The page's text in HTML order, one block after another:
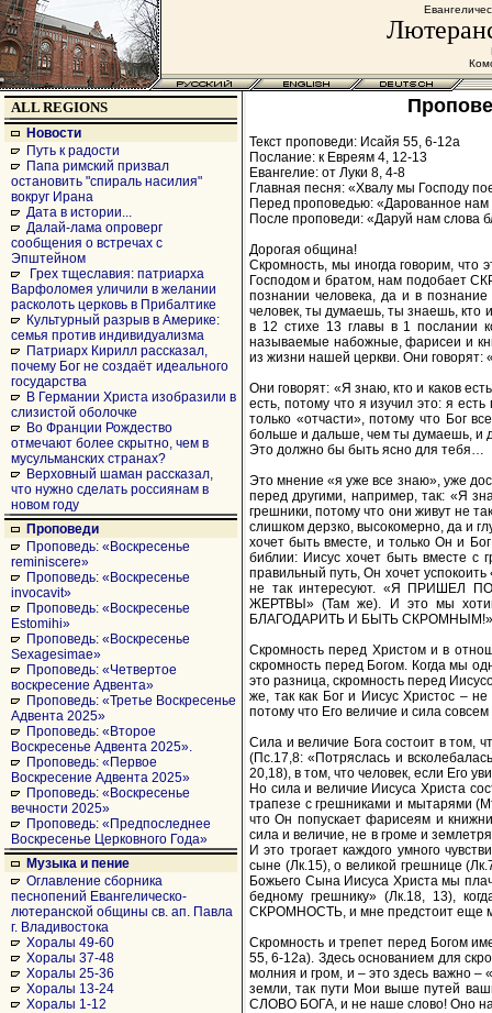
ALL REGIONS
Новости
Путь к радости
Папа римский призвал
остановить "спираль насилия"
вокруг Ирана
Дата в истории...
Далай-лама опроверг
сообщения о встречах с
Эпштейном
Грех тщеславия: патриарха
Варфоломея уличили в желании
расколоть церковь в Прибалтике
Культурный разрыв в Америке:
семья против индивидуализма
Патриарх Кирилл рассказал,
почему Бог не создаёт идеального
государства
В Германии Христа изобразили в
слизистой оболочке
Во Франции Рождество
отмечают более скрытно, чем в
мусульманских странах?
Верховный шаман рассказал,
что нужно сделать россиянам в
новом году
Проповеди
Проповедь: «Воскресенье
reminiscere»
Проповедь: «Воскресенье
invocavit»
Проповедь: «Воскресенье
Estomihi»
Проповедь: «Воскресенье
Sexagesimae»
Проповедь: «Четвертое
воскресение Адвента»
Проповедь: «Третье Воскресенье
Адвента 2025»
Проповедь: «Второе
Воскресенье Адвента 2025».
Проповедь: «Первое
Воскресение Адвента 2025»
Проповедь: «Воскресенье
вечности 2025»
Проповедь: «Предпоследнее
Воскресенье Церковного Года»
Музыка и пение
Оглавление сборника
песнопений Евангелическо-
лютеранской общины св. ап. Павла
г. Владивостока
Хоралы 49-60
Хоралы 37-48
Хоралы 25-36
Хоралы 13-24
Хоралы 1-12
Текст проповеди: Исайя 55, 6-12а
Послание: к Евреям 4, 12-13
Евангелие: от Луки 8, 4-8
Главная песня: «Хвалу мы Господу
Перед проповедью: «Дарованное
После проповеди: «Даруй нам слова
Дорогая община!
Скромность, мы иногда говорим,
Господом и братом, нам подобает
познании человека, да и в
человек, ты думаешь, ты знаешь, кто
в 12 стихе 13 главы в 1 послании
называемые набожные, фарисеи и
из жизни нашей церкви. Они говорят:
Они говорят: «Я знаю, кто и каков
есть, потому что я изучил это: я
только «отчасти», потому что Бог
больше и дальше, чем ты думаешь, и
Это должно бы быть ясно для тебя…
Это мнение «я уже все знаю», уже
перед другими, например, так: «Я
грешники, потому что они живут не
слишком дерзко, высокомерно, да и
хочет быть вместе, и только Он и
библии: Иисус хочет быть вместе с
правильный путь, Он хочет
не так интересуют. «Я ПРИШЕЛ
ЖЕРТВЫ» (Там же). И это мы
БЛАГОДАРИТЬ И БЫТЬ СКРОМНЫМ!»
Скромность перед Христом и в
скромность перед Богом. Когда мы
это разница, скромность перед
же, так как Бог и Иисус Христос –
потому что Его величие и сила
Сила и величие Бога состоит в том,
(Пс.17,8: «Потряслась и
20,18), в том, что человек, если Его
Но сила и величие Иисуса Христа
трапезе с грешниками и мытарями
что Он попускает фарисеям и
сила и величие, не в громе и
И это трогает каждого умного
сыне (Лк.15), о великой грешнице
Божьего Сына Иисуса Христа мы
бедному грешнику» (Лк.18, 13),
СКРОМНОСТЬ, и мне предстоит еще
Скромность и трепет перед Богом
55, 6-12а). Здесь основанием для
молния и гром, и – это здесь важно
земли, так пути Мои выше путей
СЛОВО БОГА, и не наше слово! Оно